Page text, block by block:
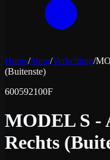
Home/Shop/Verlichting/
(Buitenste)
600592100F
MODEL S -
Rechts